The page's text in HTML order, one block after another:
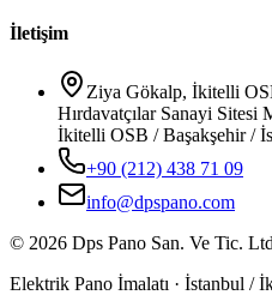
İletişim
Ziya Gökalp, İkitelli
Hırdavatçılar Sanayi
İkitelli OSB / Başakşehir /
+90 (212) 438 71 09
info@dpspano.com
© 2026 Dps Pano San. Ve Tic.
Elektrik Pano İmalatı · İstanbul /